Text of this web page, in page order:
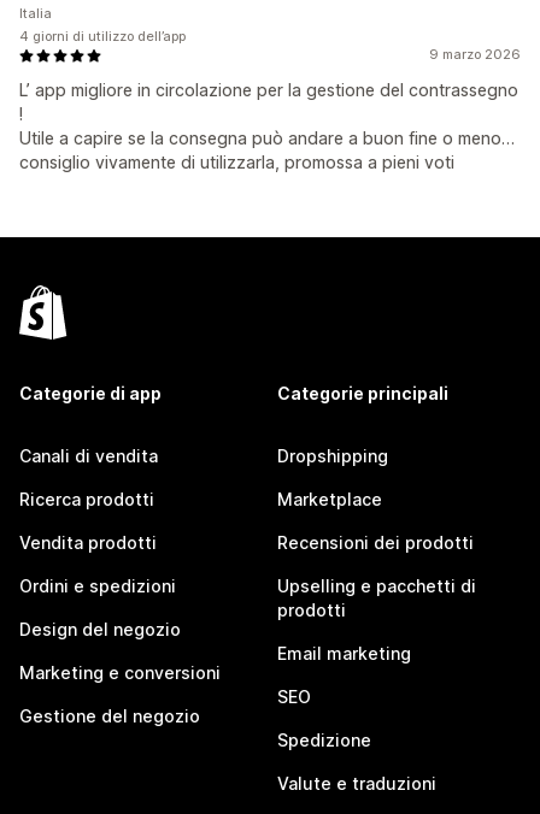
9 marzo 2026
L’ app migliore in circolazione per la gestione del contrassegno
!
Utile a capire se la consegna può andare a buon fine o meno…
consiglio vivamente di utilizzarla, promossa a pieni voti
Italia
4 giorni di utilizzo dell’app
Categorie di app
Canali di vendita
Ricerca prodotti
Vendita prodotti
Ordini e spedizioni
Design del negozio
Marketing e conversioni
Gestione del negozio
Categorie principali
Dropshipping
Marketplace
Recensioni dei prodotti
Upselling e pacchetti di
prodotti
Email marketing
SEO
Spedizione
Valute e traduzioni